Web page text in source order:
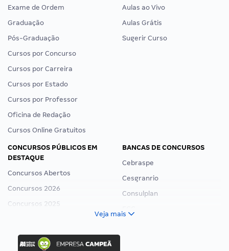
Exame de Ordem
Graduação
Pós-Graduação
Cursos por Concurso
Cursos por Carreira
Cursos por Estado
Cursos por Professor
Oficina de Redação
Cursos Online Gratuitos
Aulas ao Vivo
Aulas Grátis
Sugerir Curso
CONCURSOS PÚBLICOS EM
DESTAQUE
Concursos Abertos
Concursos 2026
Concursos 2025
Concurso Ibama
BANCAS DE CONCURSOS
Cebraspe
Cesgranrio
Consulplan
Veja mais